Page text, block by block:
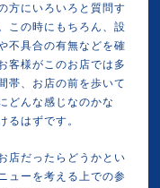
方にいろいろと質問す
この時にもちろん、設
不具合の有無などを確
客様がこのお店では多
帯、お店の前を歩いて
どんな感じなのかな
るはずです。
店だったらどうかとい
ューを考える上での参